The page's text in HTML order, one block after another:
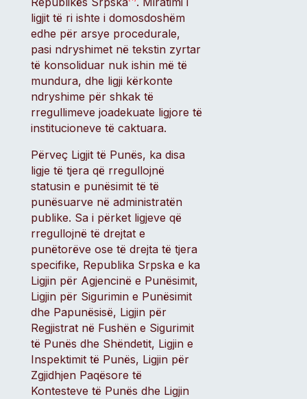
ligjit të ri ishte i domosdoshëm
edhe për arsye procedurale,
pasi ndryshimet në tekstin zyrtar
të konsoliduar nuk ishin më të
mundura, dhe ligji kërkonte
ndryshime për shkak të
rregullimeve joadekuate ligjore të
institucioneve të caktuara.
Përveç Ligjit të Punës, ka disa
ligje të tjera që rregullojnë
statusin e punësimit të të
punësuarve në administratën
publike. Sa i përket ligjeve që
rregullojnë të drejtat e
punëtorëve ose të drejta të tjera
specifike, Republika Srpska e ka
Ligjin për Agjencinë e Punësimit,
Ligjin për Sigurimin e Punësimit
dhe Papunësisë, Ligjin për
Regjistrat në Fushën e Sigurimit
të Punës dhe Shëndetit, Ligjin e
Inspektimit të Punës, Ligjin për
Zgjidhjen Paqësore të
Kontesteve të Punës dhe Ligjin